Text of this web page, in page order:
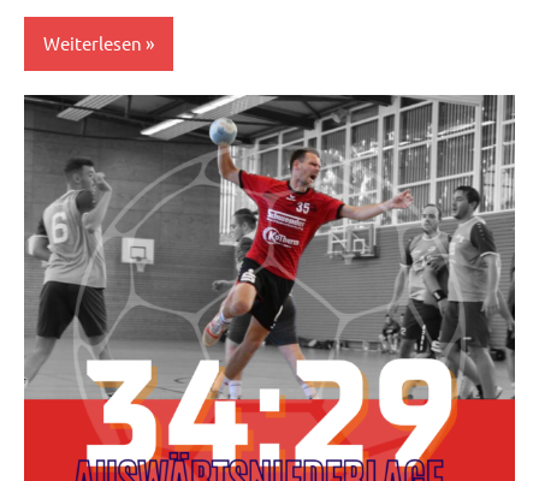
Weiterlesen
Herren